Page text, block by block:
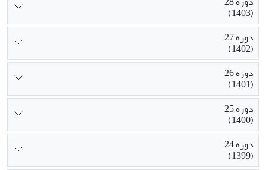
(1403)
دوره 27
(1402)
دوره 26
(1401)
دوره 25
(1400)
دوره 24
(1399)